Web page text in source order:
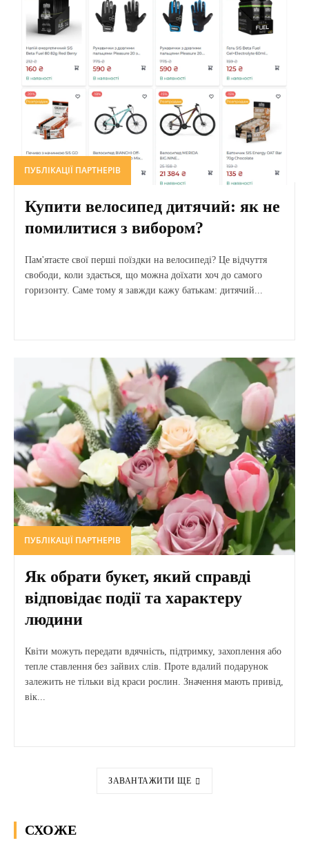
ПУБЛІКАЦІЇ ПАРТНЕРІВ
Купити велосипед дитячий: як не
помилитися з вибором?
Пам'ятаєте свої перші поїздки на велосипеді? Це відчуття
свободи, коли здається, що можна доїхати хоч до самого
горизонту. Саме тому я завжди кажу батькам: дитячий...
ПУБЛІКАЦІЇ ПАРТНЕРІВ
Як обрати букет, який справді
відповідає події та характеру
людини
Квіти можуть передати вдячність, підтримку, захоплення або
тепле ставлення без зайвих слів. Проте вдалий подарунок
залежить не тільки від краси рослин. Значення мають привід,
вік...
ЗАВАНТАЖИТИ ЩЕ
СХОЖЕ